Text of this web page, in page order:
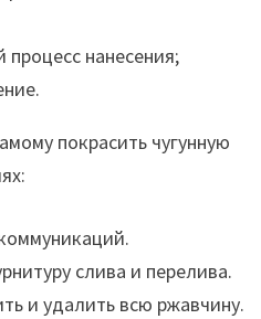
нанесения;
покрасить чугунную
слива и перелива.
и удалить всю ржавчину.